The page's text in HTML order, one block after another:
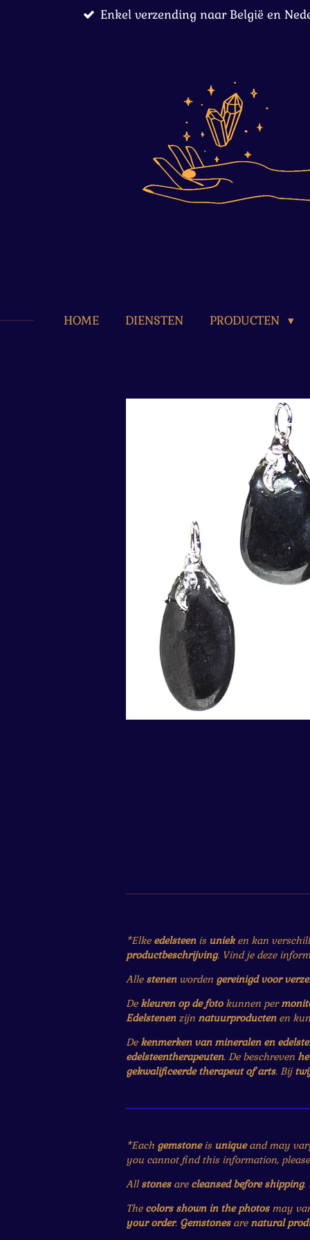
Enkel verzending naar België en
HOME DIENSTEN PRODUCTEN
*Elke edelsteenis unieken kan
productbeschrijving. Vind je deze
Alle stenenworden gereinigd voor
Dekleuren op de fotokunnen per
Edelstenenzijn natuurproductenen
Dekenmerken van mineralen en
edelsteentherapeuten. De beschreven
gekwalificeerde therapeut of arts. Bij
*Each gemstoneis uniqueand may
you cannot find this information, please
Allstonesare cleansed before shipping.
The colors shown in the photosmay
your order. Gemstonesarenatural